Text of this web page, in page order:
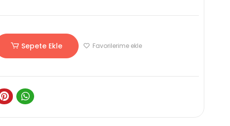
Sepete Ekle Favorilerime ekle